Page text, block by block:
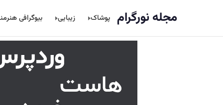
مجله نورگرام پوشاک زیبایی بیوگرافی